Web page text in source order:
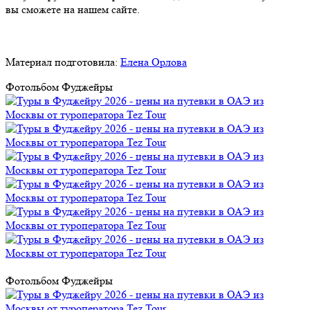
вы сможете на нашем сайте.
Материал подготовила: Елена Орлова
Фотольбом Фуджейры
Фотольбом Фуджейры